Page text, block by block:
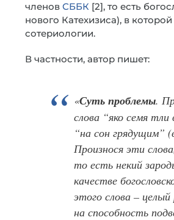
членов СББК [2], то есть
нового Катехизиса), в
сотериологии.
В частности, автор пишет:
«Суть проблемы.
слова “яко семя
“на сон грядущим”
Произнося эти
то есть некий
качестве
этого слова –
на способность